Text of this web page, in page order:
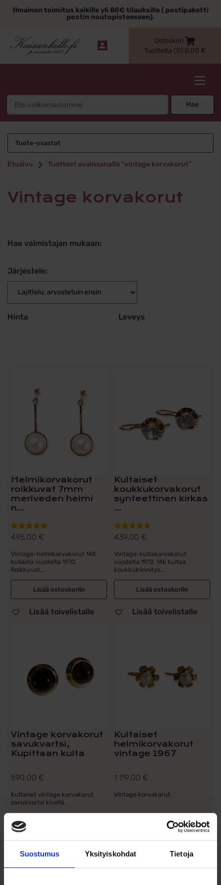
Suostumus Yksityiskohdat Tietoja
sisältöönIlmainen toimitus kaikille yli 80€ tilauksille ( postipaketti
postin noutopisteeseen).
Ostoskori
Tuotteita (0) 0,00 €
Hae
vintage korvakorut
Tuote-osastot
Etusivu Tuotteet avainsanalla “vintage korvakorut”
vintage korvakorut
Hae valmistajan mukaan:
Järjestele:
Hinta Leveys
Helmikorvakorut
roikkuvat 7mm
meriveden helmi
n...
Arvostelu
5.00/ 5
495,00 €
Vintage-helmikorvakorut 14K
kullasta vuodelta 1970.
Roikkuvat...
Lisää ostoskoriin
Lisää toivelistalle
Kultaiset
koukkukorvakorut
synteettinen kirkas
...
Arvostelu
5.00/ 5
439,00 €
Vintage-kultakorvakorut
vuodelta 1972. 14k kultaa,
koukkukiinnitys...
Lisää ostoskoriin
Lisää toivelistalle
Vintage korvakorut
savukvartsi,
Kupittaan kulta
590,00 €
Kultaiset vintage korvakorut
savukvartsi kivellä.
Lisää toivelistalle
Kultaiset
helmikorvakorut
vintage 1967
1 119,00 €
Vintage korvakorut.
Lisää ostoskoriin
Lisää toivelistalle